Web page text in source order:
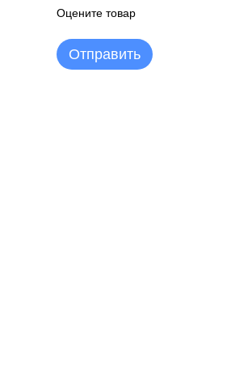
Оцените товар
Отправить